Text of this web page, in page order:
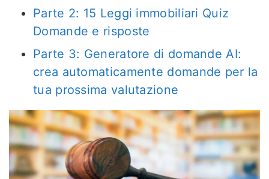
Parte 2: 15 Leggi immobiliari Quiz
Domande e risposte
Parte 3: Generatore di domande AI:
crea automaticamente domande per la
tua prossima valutazione